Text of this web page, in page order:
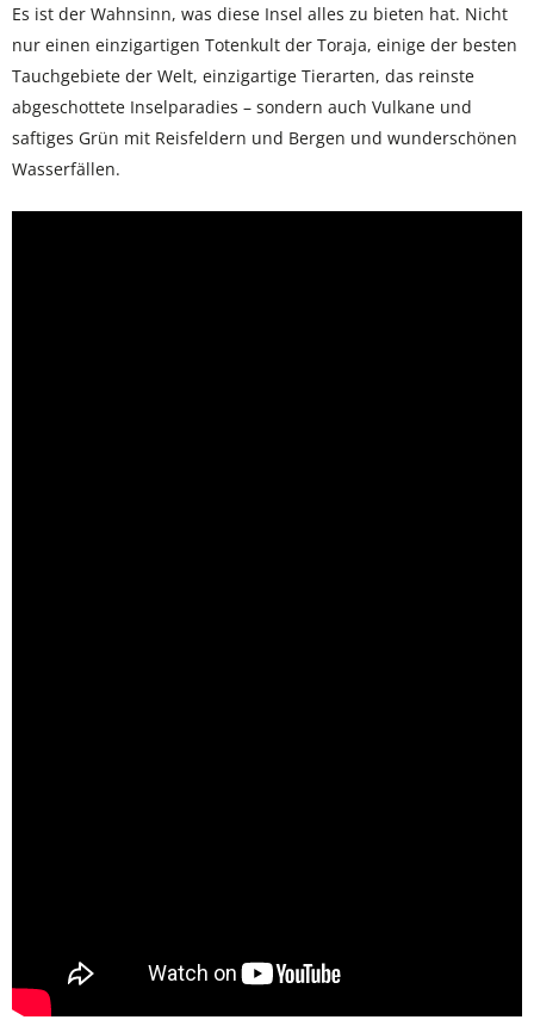
Es ist der Wahnsinn, was diese Insel alles zu bieten hat. Nicht
nur einen einzigartigen Totenkult der Toraja, einige der besten
Tauchgebiete der Welt, einzigartige Tierarten, das reinste
abgeschottete Inselparadies – sondern auch Vulkane und
saftiges Grün mit Reisfeldern und Bergen und wunderschönen
Wasserfällen.